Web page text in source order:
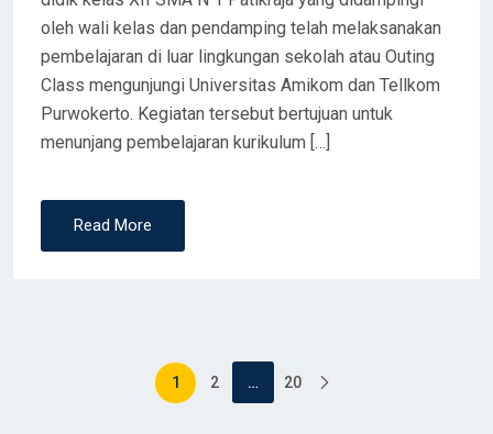
oleh wali kelas dan pendamping telah melaksanakan
pembelajaran di luar lingkungan sekolah atau Outing
Class mengunjungi Universitas Amikom dan Tellkom
Purwokerto. Kegiatan tersebut bertujuan untuk
menunjang pembelajaran kurikulum […]
Read More
Paginasi
1 2 … 20